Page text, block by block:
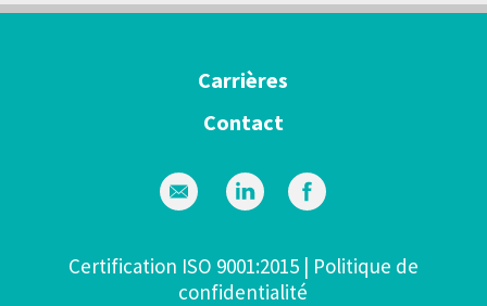
Carrières
Contact
Certification ISO 9001:2015| Politique de
confidentialité